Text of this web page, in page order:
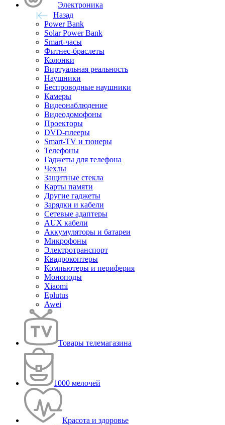
Электроника
Назад
Power Bank
Solar Power Bank
Smart-часы
Фитнес-браслеты
Колонки
Виртуальная реальность
Наушники
Беспроводные наушники
Камеры
Видеонаблюдение
Видеодомофоны
Проекторы
DVD-плееры
Smart-TV и тюнеры
Телефоны
Гаджеты для телефона
Чехлы
Защитные стекла
Карты памяти
Другие гаджеты
Зарядки и кабели
Сетевые адаптеры
AUX кабели
Аккумуляторы и батареи
Микрофоны
Электротранспорт
Квадрокоптеры
Компьютеры и периферия
Моноподы
Xiaomi
Eplutus
Awei
Товары телемагазина
1000 мелочей
Красота и здоровье